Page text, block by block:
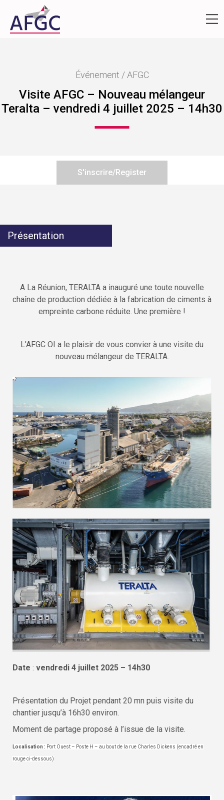
Événement / AFGC
Visite AFGC – Nouveau mélangeur
Teralta – vendredi 4 juillet 2025 – 14h30
S'inscrire/Register
Présentation
A La Réunion, TERALTA a inauguré une toute nouvelle
chaîne de production dédiée à la fabrication de ciments à
empreinte carbone réduite. Une première !
L’AFGC OI a le plaisir de vous convier à une visite du
nouveau mélangeur de TERALTA.
Date : vendredi 4 juillet 2025 – 14h30
Présentation du Projet pendant 20 mn puis visite du
chantier jusqu’à 16h30 environ.
Moment de partage proposé à l’issue de la visite.
Localisation : Port Ouest – Poste H – au bout de la rue Charles Dickens (encadré en
rouge ci-dessous)